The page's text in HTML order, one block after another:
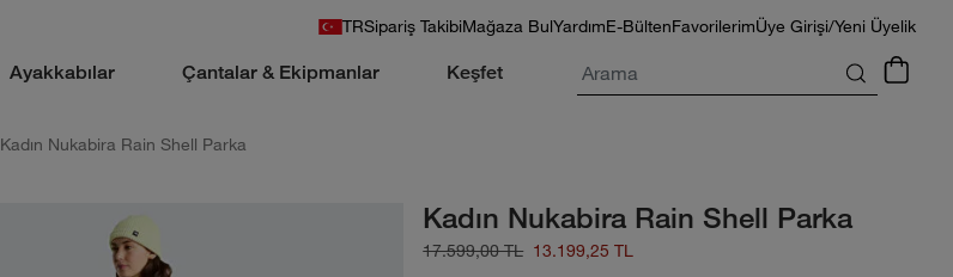
TRSipariş TakibiMağaza BulYardımE-BültenFavorilerimÜye Girişi/Yeni Üyelik
Ayakkabılar Çantalar & Ekipmanlar Keşfet Arama
Kadın Nukabira Rain Shell Parka
Kadın Nukabira Rain Shell Parka
13.199,25 TL
17.599,00 TL